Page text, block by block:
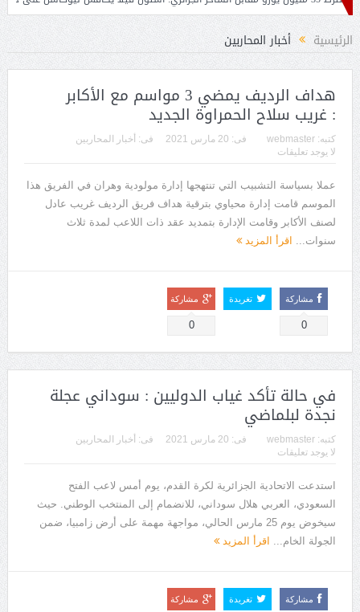
الرئيسية أخبار المحاربين
هداف الرديف يمضي 3 مواسم مع الأكابر
: غريب سلاح الحمراوة الجديد
كتبه: webmaster فى: 20 مارس 2021 فى: أخبار المحاربين
لا يوجد تعليقات
عملا بسياسة التشبيب التي تنتهجها إدارة مولودية وهران في الفريق هذا
الموسم قامت إدارة محياوي بترقية هداف فريق الرديف غريب عادل
لصنف الأكابر وقامت الإدارة بتمديد عقد ذات اللاعب لمدة ثلاث
سنوات... اقرأ المزيد
مشاركة
0
تغريدة مشاركة
0
في حالة تأكد غياب الدوليين : سوداني عجلة
نجدة لبلماضي
كتبه: webmaster فى: 20 مارس 2021 فى: أخبار المحاربين
لا يوجد تعليقات
استدعت الاتحادية الجزائرية لكرة القدم، يوم أمس لاعب الفتح
السعودي، العربي هلال سوداني، للانضمام إلى المنتخب الوطني. حيث
سيخوض يوم 25 مارس الحالي، مواجهة مهمة على أرض زامبيا، ضمن
الجولة الخام...
اقرأ المزيد
مشاركة تغريدة مشاركة